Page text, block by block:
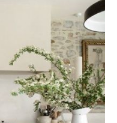
este tipo de Cocinas